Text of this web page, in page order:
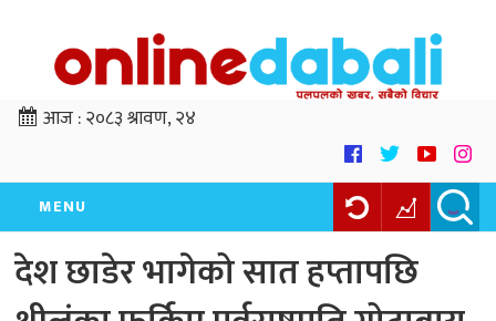
आज :२०८३ श्रावण, २४
MENU
देश छाडेर भागेको सात हप्तापछि